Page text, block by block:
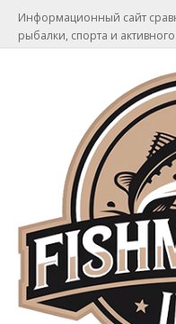
Информационный сайт
рыбалки, спорта и